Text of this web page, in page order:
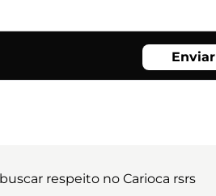
Enviar
respeito no Carioca rsrs